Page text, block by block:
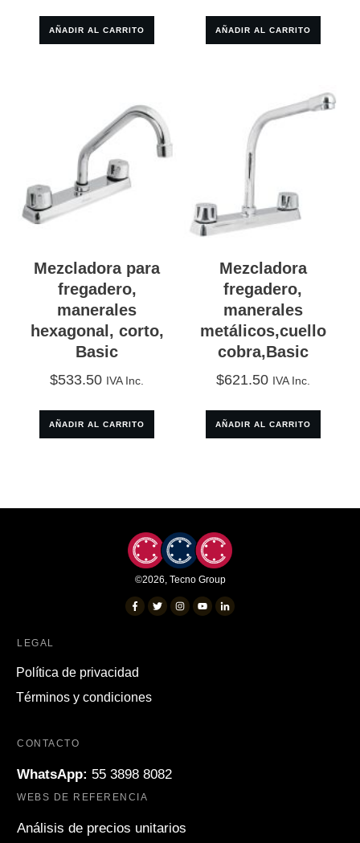
AÑADIR AL CARRITO AÑADIR AL CARRITO
Mezcladora para
fregadero,
manerales
hexagonal, corto,
Basic
$533.50 IVA Inc.
AÑADIR AL CARRITO
Mezcladora
fregadero,
manerales
metálicos,cuello
cobra,Basic
$621.50 IVA Inc.
AÑADIR AL CARRITO
©2026, Tecno Group
LEGAL
Política de privacidad
Términos y condiciones
CONTACTO
WhatsApp: 55 3898 8082
WEBS DE REFERENCIA
Análisis de precios unitarios